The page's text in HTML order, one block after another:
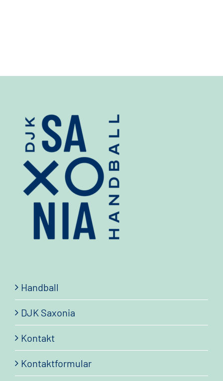
Handball
DJK Saxonia
Kontakt
Kontaktformular